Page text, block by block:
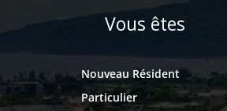
Vous êtes
Nouveau Résident
Particulier